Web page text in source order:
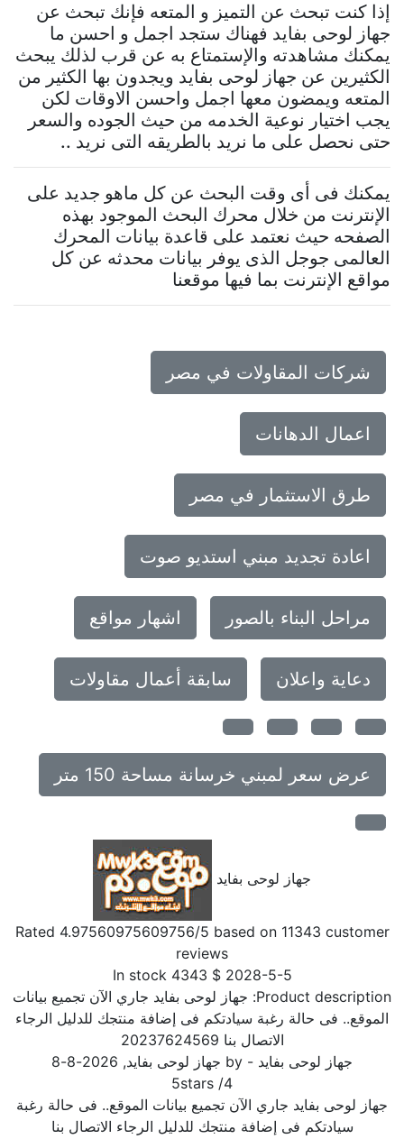
إذا كنت تبحث عن التميز و المتعه فإنك تبحث عن
جهاز لوحى بفايد فهناك ستجد اجمل و احسن ما
يمكنك مشاهدته والإستمتاع به عن قرب لذلك يبحث
الكثيرين عن جهاز لوحى بفايد ويجدون بها الكثير من
المتعه ويمضون معها اجمل واحسن الاوقات لكن
يجب اختيار نوعية الخدمه من حيث الجوده والسعر
حتى نحصل على ما نريد بالطريقه التى نريد ..
يمكنك فى أى وقت البحث عن كل ماهو جديد على
الإنترنت من خلال محرك البحث الموجود بهذه
الصفحه حيث نعتمد على قاعدة بيانات المحرك
العالمى جوجل الذى يوفر بيانات محدثه عن كل
مواقع الإنترنت بما فيها موقعنا
شركات المقاولات في مصر
اعمال الدهانات
طرق الاستثمار في مصر
اعادة تجديد مبني استديو صوت
مراحل البناء بالصور اشهار مواقع
دعاية واعلان سابقة أعمال مقاولات
عرض سعر لمبني خرسانة مساحة 150 متر
جهاز لوحى بفايد
Rated4.97560975609756/5 based on11343customer
reviews
2028-5-5
$
4343
In stock
Product description: جهاز لوحى بفايد جاري الآن تجميع بيانات
الموقع.. فى حالة رغبة سيادتكم فى إضافة منتجك للدليل الرجاء
الاتصال بنا 20237624569
جهاز لوحى بفايد- by جهاز لوحى بفايد,
2026-8-8
/
5stars
جهاز لوحى بفايد جاري الآن تجميع بيانات الموقع.. فى حالة رغبة
سيادتكم فى إضافة منتجك للدليل الرجاء الاتصال بنا